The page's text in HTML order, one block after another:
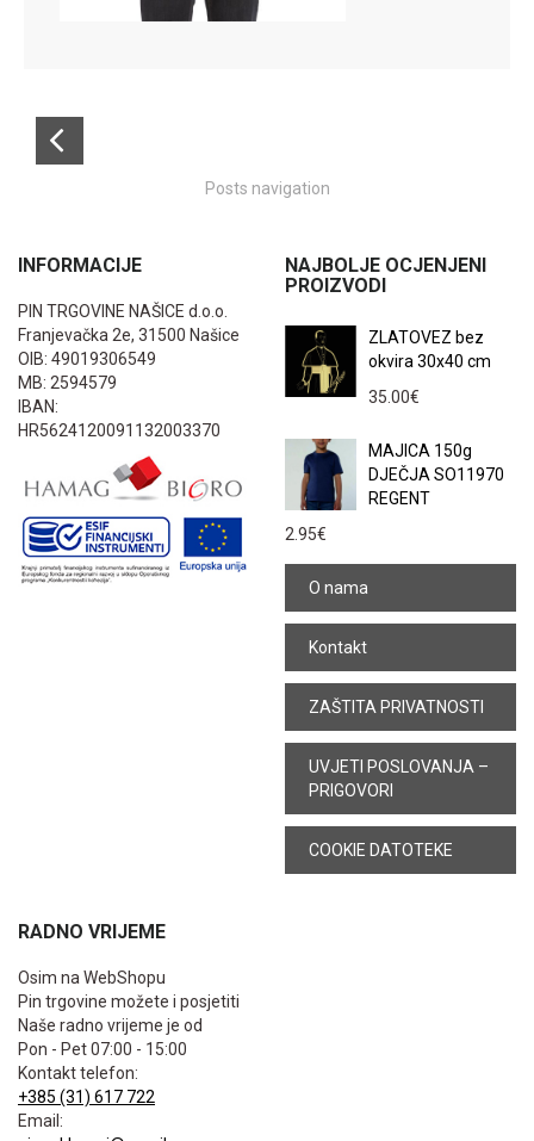
Posts navigation
INFORMACIJE
PIN TRGOVINE NAŠICE d.o.o.
Franjevačka 2e, 31500 Našice
OIB: 49019306549
MB: 2594579
IBAN:
HR5624120091132003370
NAJBOLJE OCJENJENI
PROIZVODI
ZLATOVEZ bez
okvira 30x40 cm
35.00€
MAJICA 150g
DJEČJA SO11970
REGENT
2.95€
O nama
Kontakt
ZAŠTITA PRIVATNOSTI
UVJETI POSLOVANJA –
PRIGOVORI
COOKIE DATOTEKE
RADNO VRIJEME
Osim na WebShopu
Pin trgovine možete i posjetiti
Naše radno vrijeme je od
Pon - Pet 07:00 - 15:00
Kontakt telefon:
+385 (31) 617 722
Email: